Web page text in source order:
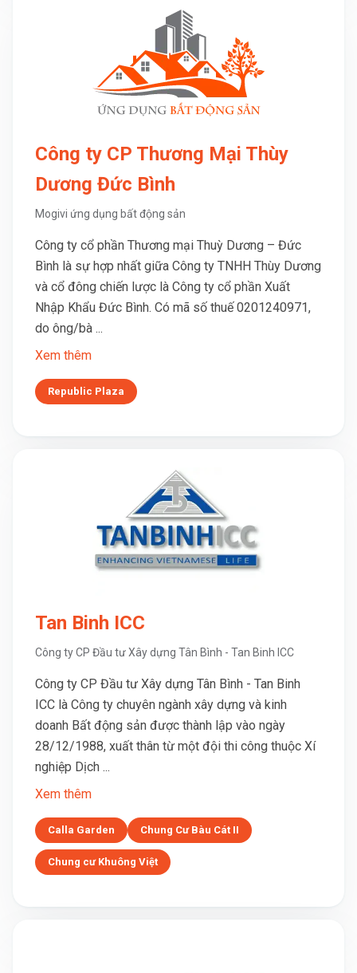
Công ty CP Thương Mại Thùy
Dương Đức Bình
Mogivi ứng dụng bất động sản
Công ty cổ phần Thương mại Thuỳ Dương – Đức
Bình là sự hợp nhất giữa Công ty TNHH Thùy Dương
và cổ đông chiến lược là Công ty cổ phần Xuất
Nhập Khẩu Đức Bình. Có mã số thuế 0201240971,
do ông/bà ...
Xem thêm
Republic Plaza
Tan Binh ICC
Công ty CP Đầu tư Xây dựng Tân Bình - Tan Binh ICC
Công ty CP Đầu tư Xây dựng Tân Bình - Tan Binh
ICC là Công ty chuyên ngành xây dựng và kinh
doanh Bất động sản được thành lập vào ngày
28/12/1988, xuất thân từ một đội thi công thuộc Xí
nghiệp Dịch ...
Xem thêm
Calla Garden Chung Cư Bàu Cát II
Chung cư Khuông Việt